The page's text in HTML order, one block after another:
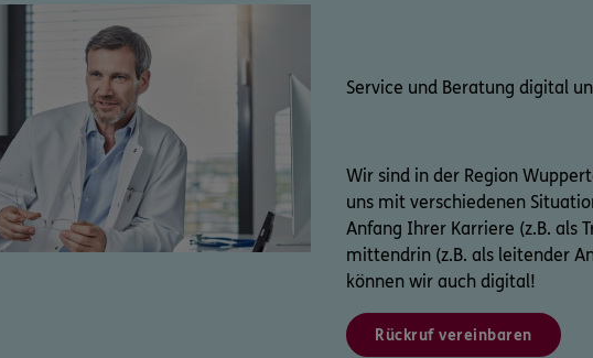
Service und Beratung digital
Wir sind in der Region
uns mit verschiedenen
Anfang Ihrer Karriere (z.B. als
mittendrin (z.B. als leitender
können wir auch digital!
Rückruf vereinbaren